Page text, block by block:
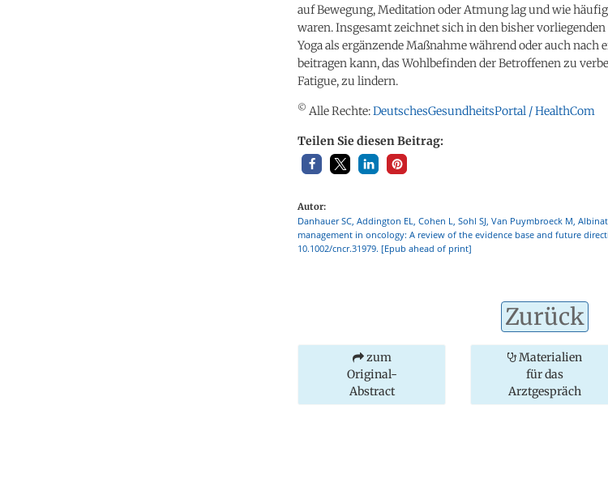
auf Bewegung, Meditation oder Atmung lag und wie
waren. Insgesamt zeichnet sich in den bisher
Yoga als ergänzende Maßnahme während oder auch nach
beitragen kann, das Wohlbefinden der Betroffenen zu
Fatigue, zu lindern.
© Alle Rechte:DeutschesGesundheitsPortal / HealthCom
Teilen Sie diesen Beitrag:
Autor:
Danhauer SC, Addington EL, Cohen L, Sohl SJ, Van Puymbroeck M,
management in oncology: A review of the evidence base and future
10.1002/cncr.31979. [Epub ahead of print]
Zurück
zum
Original-
Abstract
Materialien
für das
Arztgespräch